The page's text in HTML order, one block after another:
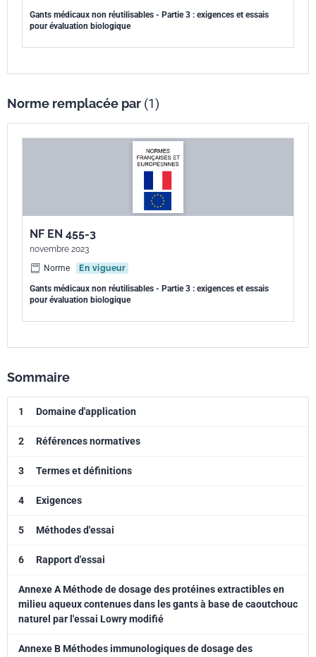
Gants médicaux non réutilisables - Partie 3 : exigences et essais
pour évaluation biologique
Norme remplacée par (1)
NF EN 455-3
novembre 2023
Norme
En vigueur
Gants médicaux non réutilisables - Partie 3 : exigences et essais
pour évaluation biologique
Sommaire
1 Domaine d'application
2 Références normatives
3 Termes et définitions
4 Exigences
5 Méthodes d'essai
6 Rapport d'essai
Annexe A Méthode de dosage des protéines extractibles en
milieu aqueux contenues dans les gants à base de caoutchouc
naturel par l'essai Lowry modifié
Annexe B Méthodes immunologiques de dosage des